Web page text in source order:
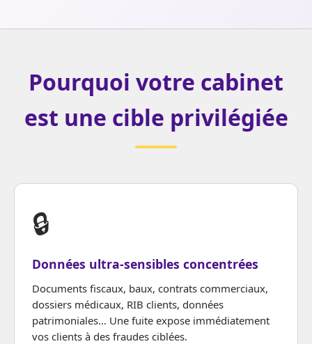
Pourquoi votre cabinet
est une cible privilégiée
🔒
Données ultra-sensibles concentrées
Documents fiscaux, baux, contrats commerciaux,
dossiers médicaux, RIB clients, données
patrimoniales… Une fuite expose immédiatement
vos clients à des fraudes ciblées.